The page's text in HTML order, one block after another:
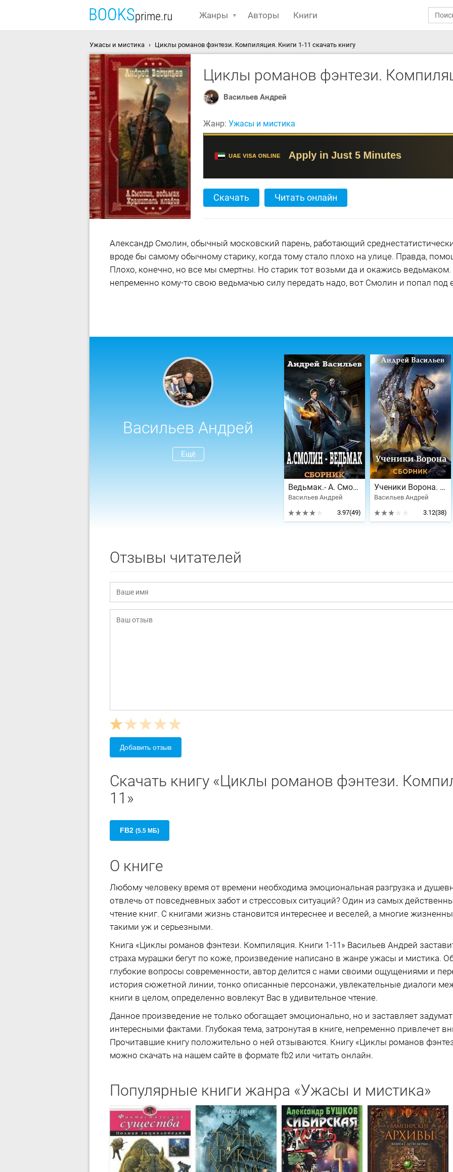
Жанры Авторы Книги
Ужасы и мистика Циклы романов фэнтези. Компиляция. Книги 1-11 скачать книгу
Циклы романов фэнтези.
Васильев Андрей
Жанр: Ужасы и мистика
Скачать Читать онлайн
Александр Смолин, обычный московский парень, работающий
вроде бы самому обычному старику, когда тому стало плохо на улице. Правда,
Плохо, конечно, но все мы смертны. Но старик тот возьми да и окажись
непременно кому-то свою ведьмачью силу передать надо, вот Смолин и попал под
Васильев Андрей
Ещё
Ведьмак.- А. Смолин. 5 книг
Васильев Андрей
3.97(49)
Ученики Ворона. 7 книг
Васильев Андрей
3.12(38)
Отзывы читателей
Добавить отзыв
Скачать книгу «Циклы романов фэнтези.
11»
FB2 (5.5 МБ)
О книге
Любому человеку время от времени необходима эмоциональная разгрузка и
отвлечь от повседневных забот и стрессовых ситуаций? Один из самых
чтение книг. С книгами жизнь становится интереснее и веселей, а многие
такими уж и серьезными.
Книга «Циклы романов фэнтези. Компиляция. Книги 1-11» Васильев Андрей
страха мурашки бегут по коже, произведение написано в жанре ужасы и мистика.
глубокие вопросы современности, автор делится с нами своими ощущениями и
история сюжетной линии, тонко описанные персонажи, увлекательные диалоги
книги в целом, определенно вовлекут Вас в удивительное чтение.
Данное произведение не только обогащает эмоционально, но и заставляет
интересными фактами. Глубокая тема, затронутая в книге, непременно привлечет
Прочитавшие книгу положительно о ней отзываются. Книгу «Циклы романов
можно скачать на нашем сайте в формате fb2 или читать онлайн.
Популярные книги жанра «Ужасы и мистика»